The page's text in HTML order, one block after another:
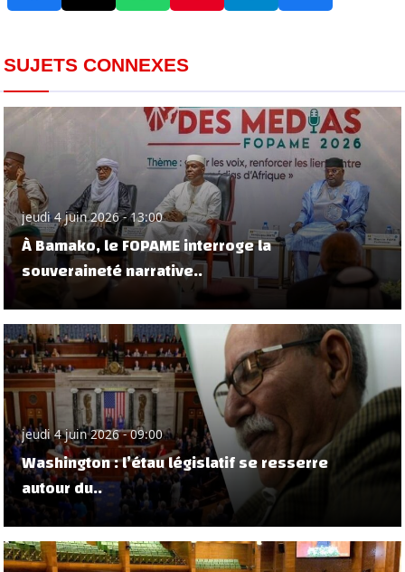
SUJETS CONNEXES
jeudi 4 juin 2026 - 13:00
À Bamako, le FOPAME interroge la
souveraineté narrative..
jeudi 4 juin 2026 - 09:00
Washington : l’étau législatif se resserre
autour du..